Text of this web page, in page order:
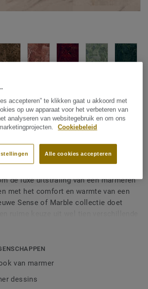
op maat
of Marble -
Marble AA81 1269
de luxe uitstraling van een marmeren
met het comfort en warmte van een
Sense of Marble collectie doet
je de monumentale look van
marmeren tegelvloer op de grond
op maat in een hippe geometische
van marmer
dessins
accepteren” te klikken gaat u akkoord met
op uw apparaat voor het verbeteren van
analyseren van websitegebruik en om ons
Cookiebeleid
Alle cookies accepteren